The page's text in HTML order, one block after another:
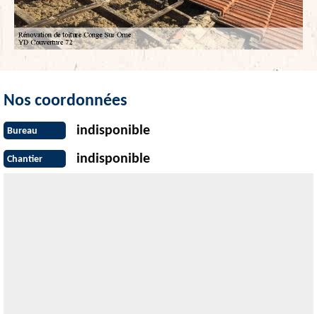
Nos coordonnées
Bureau indisponible
Chantier indisponible